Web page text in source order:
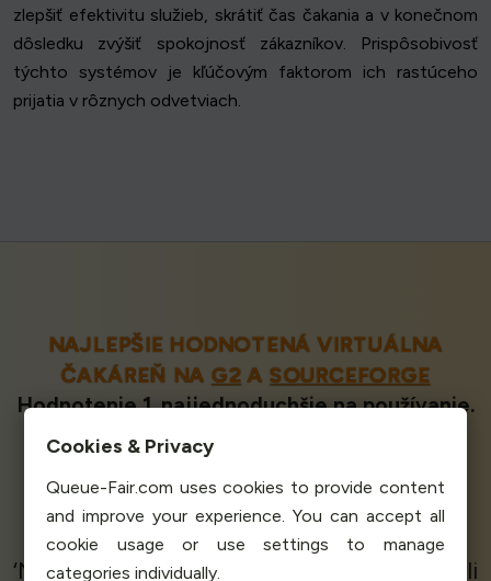
zlepšiť efektivitu služieb, skrátiť čas čakania a v konečnom
dôsledku zvýšiť spokojnosť zákazníkov. Prispôsobivosť
týchto systémov je kľúčovým faktorom ich rastúceho
prijatia v rôznych odvetviach.
NAJLEPŠIE HODNOTENÁ VIRTUÁLNA
ČAKÁREŇ NAG2 A SOURCEFORGE
Hodnotenie 1. najjednoduchšie na používanie.
Máme perfektné skóre 5,0 / 5 hviezdičiek.
Prekonáva dodávateľa číslo dva v každej
metrike.
Našispokojní klientihovoria
‘Naše webové stránky a služby nedokázali
Cookies & Privacy
Queue-Fair.com uses cookies to provide content
and improve your experience. You can accept all
cookie usage or use settings to manage
categories individually.